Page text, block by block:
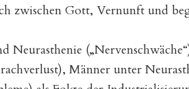
zwischen Gott, Vernunft und
Neurasthenie
Männer unter